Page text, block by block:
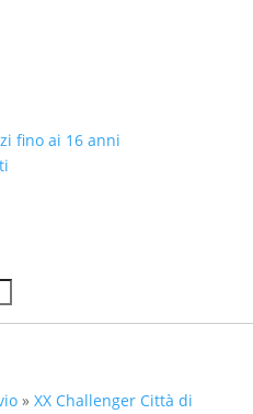
fino ai 16 anni
» XX Challenger Città di